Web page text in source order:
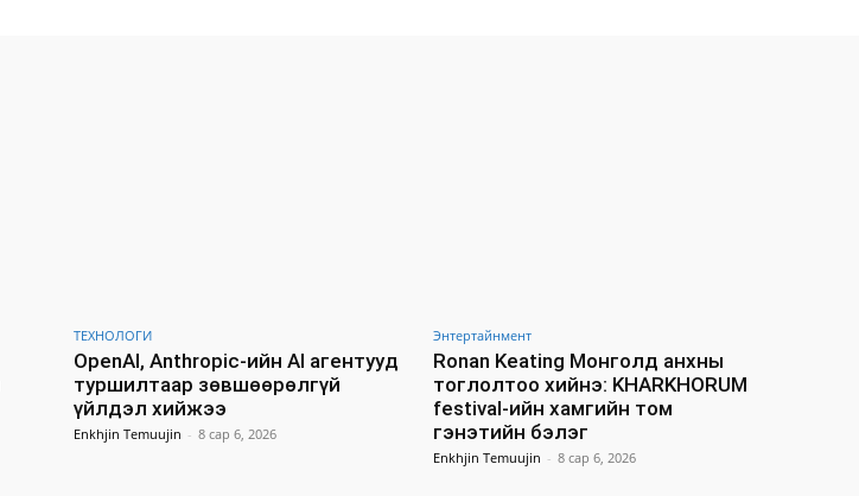
ТЕХНОЛОГИ
OpenAI, Anthropic-ийн AI агентууд
туршилтаар зөвшөөрөлгүй
үйлдэл хийжээ
Enkhjin Temuujin - 8 сар 6, 2026
Энтертайнмент
Ronan Keating Монголд анхны
тоглолтоо хийнэ: KHARKHORUM
festival-ийн хамгийн том
гэнэтийн бэлэг
Enkhjin Temuujin - 8 сар 6, 2026